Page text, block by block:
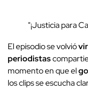
"¡Justicia para
El episodio se volvió
periodistas
momento en que el
los clips se escucha